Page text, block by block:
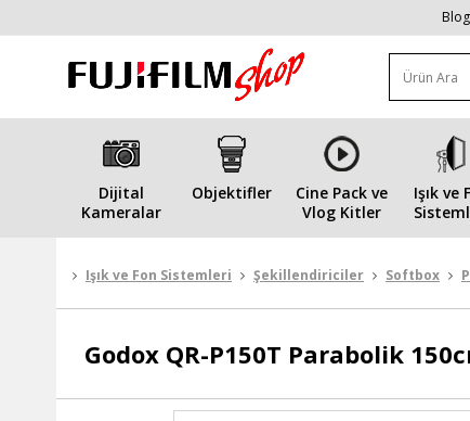
Blog
Dijital
Kameralar
Objektifler
Cine Pack ve
Vlog Kitler
Işık ve
Işık ve Fon Sistemleri Şekillendiriciler Softbox
Godox QR-P150T Parabolik